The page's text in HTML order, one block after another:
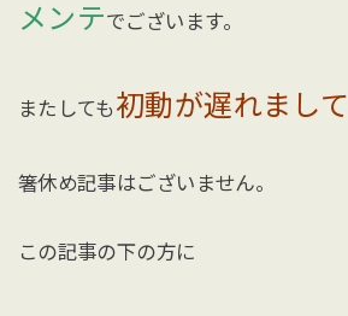
メンテでございます。
またしても 初動が遅れまして
箸休め記事はございません。
この記事の下の方に